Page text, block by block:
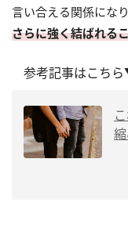
言い合える関係にな
さらに強く結ばれる
参考記事はこち